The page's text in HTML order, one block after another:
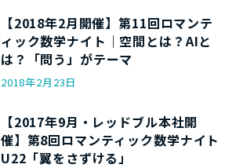
【2018年2月開催】第11回ロマンテ
ィック数学ナイト｜空間とは？AIと
は？「問う」がテーマ
2018年2月23日
【2017年9月・レッドブル本社開
催】第8回ロマンティック数学ナイト
U22「翼をさずける」